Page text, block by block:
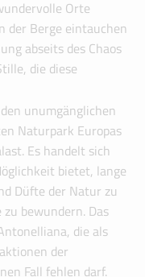
Orte
der Berge eintauchen
abseits des Chaos
die diese
unumgänglichen
Naturpark Europas
Es handelt sich
bietet, lange
Düfte der Natur zu
bewundern. Das
die als
der
Fall fehlen darf.